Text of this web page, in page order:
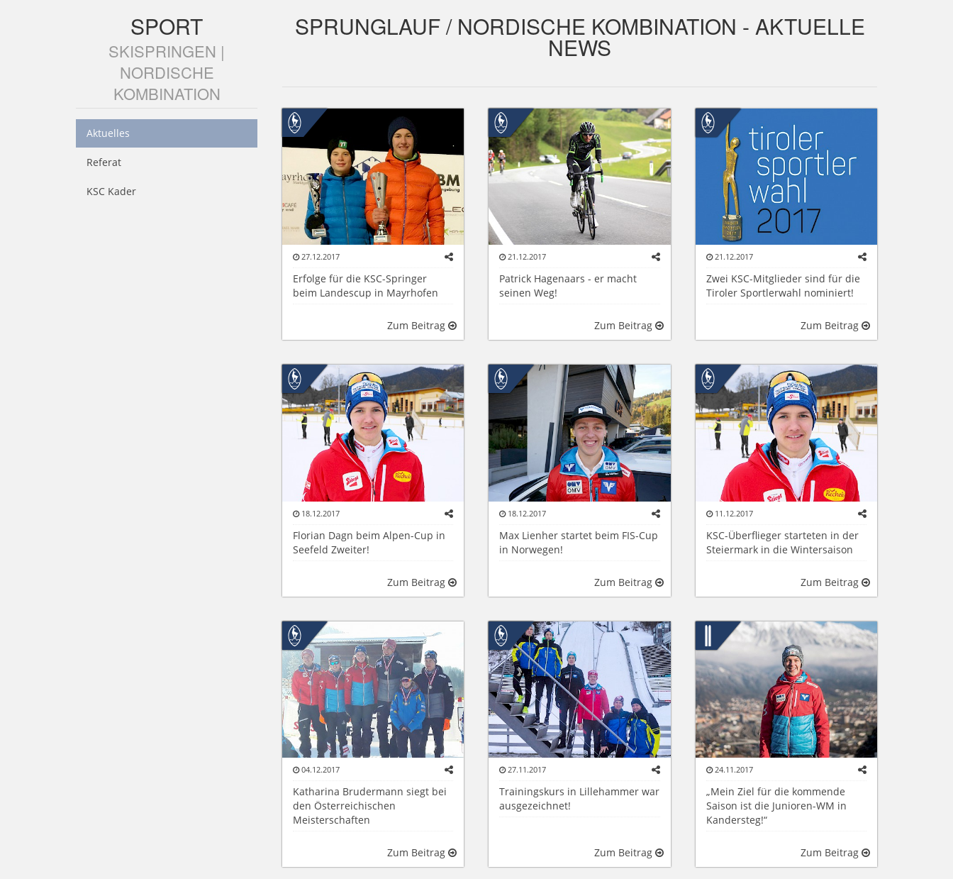
SPRUNGLAUF / NORDISCHE KOMBINATION - AKTUELLE
NEWS
27.12.2017
Erfolge für die KSC-Springer
beim Landescup in Mayrhofen
Zum Beitrag
21.12.2017
Patrick Hagenaars - er macht
seinen Weg!
Zum Beitrag
21.12.2017
Zwei KSC-Mitglieder sind für die
Tiroler Sportlerwahl nominiert!
Zum Beitrag
18.12.2017
Florian Dagn beim Alpen-Cup in
Seefeld Zweiter!
Zum Beitrag
18.12.2017
Max Lienher startet beim FIS-Cup
in Norwegen!
Zum Beitrag
11.12.2017
KSC-Überflieger starteten in der
Steiermark in die Wintersaison
Zum Beitrag
04.12.2017
Katharina Brudermann siegt bei
den Österreichischen
Meisterschaften
Zum Beitrag
27.11.2017
Trainingskurs in Lillehammer war
ausgezeichnet!
Zum Beitrag
24.11.2017
„Mein Ziel für die kommende
Saison ist die Junioren-WM in
Kandersteg!“
Zum Beitrag
SPORT
SKISPRINGEN |
NORDISCHE
KOMBINATION
Aktuelles
Referat
KSC Kader